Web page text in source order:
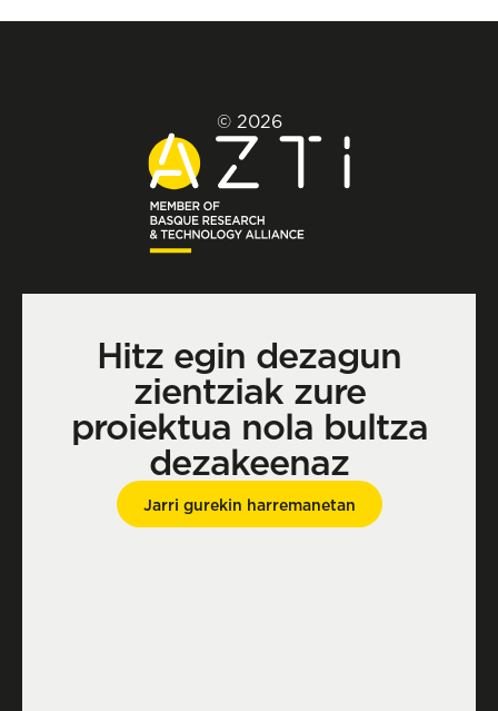
© 2026
Hitz egin dezagun
zientziak zure
proiektua nola bultza
dezakeenaz
Jarri gurekin harremanetan